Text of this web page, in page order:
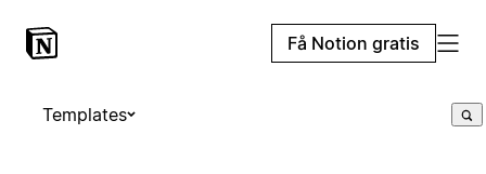
Få Notion gratis
Templates